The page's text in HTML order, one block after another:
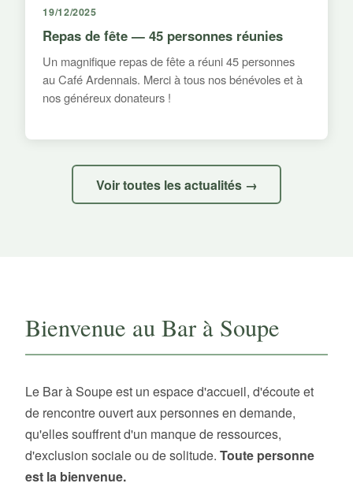
19/12/2025
Repas de fête — 45 personnes réunies
Un magnifique repas de fête a réuni 45 personnes
au Café Ardennais. Merci à tous nos bénévoles et à
nos généreux donateurs !
Voir toutes les actualités →
Bienvenue au Bar à Soupe
Le Bar à Soupe est un espace d'accueil, d'écoute et
de rencontre ouvert aux personnes en demande,
qu'elles souffrent d'un manque de ressources,
d'exclusion sociale ou de solitude. Toute personne
est la bienvenue.